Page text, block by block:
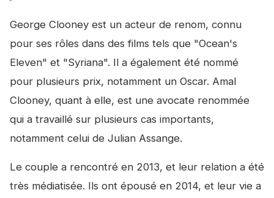
George Clooney est un acteur de renom, connu
pour ses rôles dans des films tels que "Ocean's
Eleven" et "Syriana". Il a également été nommé
pour plusieurs prix, notamment un Oscar. Amal
Clooney, quant à elle, est une avocate renommée
qui a travaillé sur plusieurs cas importants,
notamment celui de Julian Assange.
Le couple a rencontré en 2013, et leur relation a été
très médiatisée. Ils ont épousé en 2014, et leur vie a